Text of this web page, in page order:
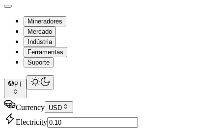
Mineradores
Mercado
Indústria
Ferramentas
Suporte
PT
Currency USD
Electricity